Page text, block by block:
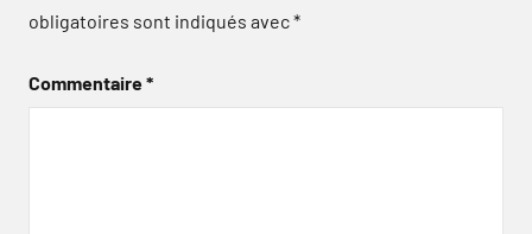
obligatoires sont indiqués avec*
Commentaire*